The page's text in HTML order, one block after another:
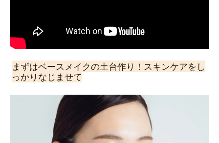
まずはベースメイクの土台作り！スキンケアをし
っかりなじませて